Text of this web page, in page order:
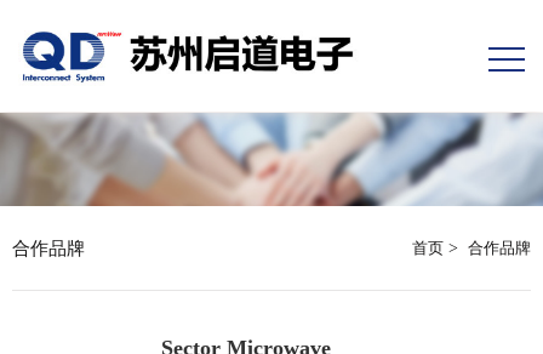
合作品牌 首页 > 合作品牌
Sector Microwave